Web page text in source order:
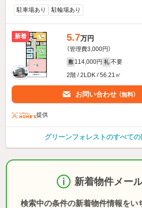
駐車場あり 駐輪場あり
新着 5.7万円
（管理費3,000円）
敷 114,000円 礼 不要
2階 / 2LDK / 56.21㎡
お問い合わせ （無料）
提供
グリーンフォレストのすべて
新着物件メー
検索中の条件の新着物件情報をい